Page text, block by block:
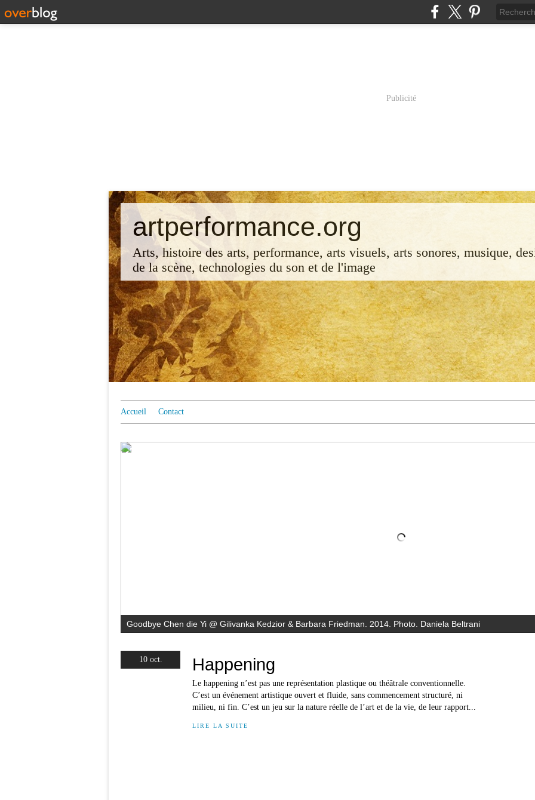
Publicité
artperformance.org
Arts, histoire des arts, performance, arts visuels, arts sonores, musique,
de la scène, technologies du son et de l'image
Accueil Contact
Goodbye Chen die Yi @ Gilivanka Kedzior & Barbara Friedman. 2014. Photo. Daniela Beltrani
10 oct. Happening
Le happening n’est pas une représentation plastique ou théâtrale conventionnelle.
C’est un événement artistique ouvert et fluide, sans commencement structuré, ni
milieu, ni fin. C’est un jeu sur la nature réelle de l’art et de la vie, de leur rapport...
LIRE LA SUITE